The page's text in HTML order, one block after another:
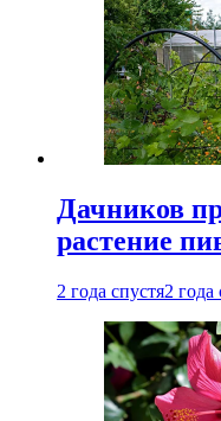
Дачников
растение
2 года спустя2 года